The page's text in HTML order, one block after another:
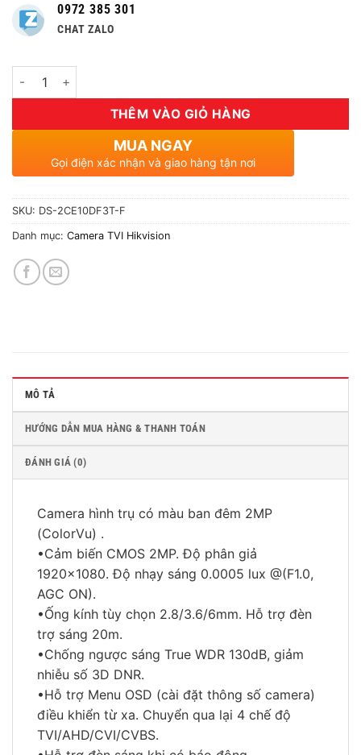
0972 385 301
CHAT ZALO
Số lượng
THÊM VÀO GIỎ HÀNG
MUA NGAY
Gọi điện xác nhận và giao hàng tận nơi
SKU: DS-2CE10DF3T-F
Danh mục: Camera TVI Hikvision
MÔ TẢ
HƯỚNG DẪN MUA HÀNG & THANH TOÁN
ĐÁNH GIÁ (0)
Camera hình trụ có màu ban đêm 2MP
(ColorVu) .
•Cảm biến CMOS 2MP. Độ phân giả
1920×1080. Độ nhạy sáng 0.0005 lux @(F1.0,
AGC ON).
•Ống kính tùy chọn 2.8/3.6/6mm. Hỗ trợ đèn
trợ sáng 20m.
•Chống ngược sáng True WDR 130dB, giảm
nhiễu số 3D DNR.
•Hỗ trợ Menu OSD (cài đặt thông số camera)
điều khiển từ xa. Chuyển qua lại 4 chế độ
TVI/AHD/CVI/CVBS.